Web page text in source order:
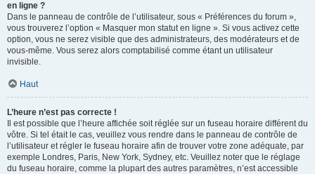
en ligne ?
Dans le panneau de contrôle de l’utilisateur, sous « Préférences du forum »,
vous trouverez l’option « Masquer mon statut en ligne ». Si vous activez cette
option, vous ne serez visible que des administrateurs, des modérateurs et de
vous-même. Vous serez alors comptabilisé comme étant un utilisateur
invisible.
Haut
L’heure n’est pas correcte !
Il est possible que l’heure affichée soit réglée sur un fuseau horaire différent du
vôtre. Si tel était le cas, veuillez vous rendre dans le panneau de contrôle de
l’utilisateur et régler le fuseau horaire afin de trouver votre zone adéquate, par
exemple Londres, Paris, New York, Sydney, etc. Veuillez noter que le réglage
du fuseau horaire, comme la plupart des autres paramètres, n’est accessible